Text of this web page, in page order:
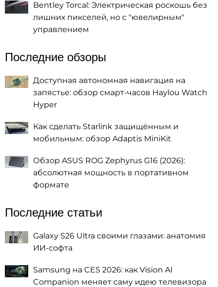
Bentley Torcal: Электрическая роскошь без
лишних пикселей, но с "ювелирным"
управлением
Последние обзоры
Доступная автономная навигация на
запястье: обзор смарт-часов Haylou Watch
Hyper
Как сделать Starlink защищённым и
мобильным: обзор Adaptis MiniKit
Обзор ASUS ROG Zephyrus G16 (2026):
абсолютная мощность в портативном
формате
Последние статьи
Galaxy S26 Ultra своими глазами: анатомия
ИИ-софта
Samsung на CES 2026: как Vision AI
Companion меняет саму идею телевизора